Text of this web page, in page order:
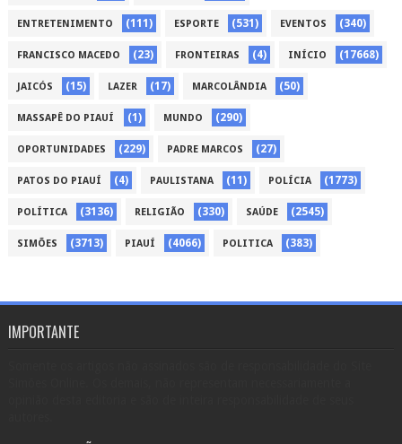
ENTRETENIMENTO (111) ESPORTE (531) EVENTOS (340)
FRANCISCO MACEDO (23) FRONTEIRAS (4) INÍCIO (17668)
JAICÓS (15) LAZER (17) MARCOLÂNDIA (50)
MASSAPÊ DO PIAUÍ (1) MUNDO (290)
OPORTUNIDADES (229) PADRE MARCOS (27)
PATOS DO PIAUÍ (4) PAULISTANA (11) POLÍCIA (1773)
POLÍTICA (3136) RELIGIÃO (330) SAÚDE (2545)
SIMÕES (3713) PIAUÍ (4066) POLITICA (383)
IMPORTANTE